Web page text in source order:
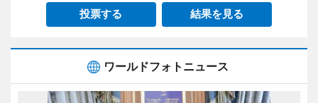
投票する 結果を見る
ワールドフォトニュース